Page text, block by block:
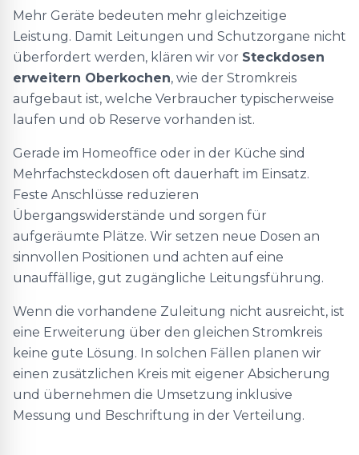
Mehr Geräte bedeuten mehr gleichzeitige
Leistung. Damit Leitungen und Schutzorgane nicht
überfordert werden, klären wir vor Steckdosen
erweitern Oberkochen, wie der Stromkreis
aufgebaut ist, welche Verbraucher typischerweise
laufen und ob Reserve vorhanden ist.
Gerade im Homeoffice oder in der Küche sind
Mehrfachsteckdosen oft dauerhaft im Einsatz.
Feste Anschlüsse reduzieren
Übergangswiderstände und sorgen für
aufgeräumte Plätze. Wir setzen neue Dosen an
sinnvollen Positionen und achten auf eine
unauffällige, gut zugängliche Leitungsführung.
Wenn die vorhandene Zuleitung nicht ausreicht, ist
eine Erweiterung über den gleichen Stromkreis
keine gute Lösung. In solchen Fällen planen wir
einen zusätzlichen Kreis mit eigener Absicherung
und übernehmen die Umsetzung inklusive
Messung und Beschriftung in der Verteilung.